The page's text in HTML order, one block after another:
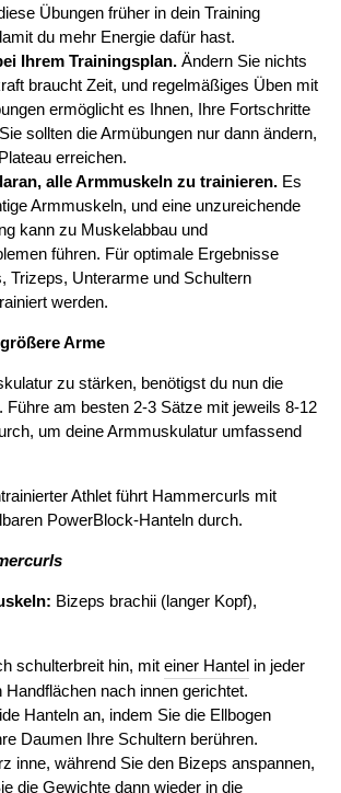
Übungen früher in dein Training
du mehr Energie dafür hast.
Ihrem Trainingsplan. Ändern Sie nichts
braucht Zeit, und regelmäßiges Üben mit
ermöglicht es Ihnen, Ihre Fortschritte
sollten die Armübungen nur dann ändern,
erreichen.
alle Armmuskeln zu trainieren. Es
Armmuskeln, und eine unzureichende
kann zu Muskelabbau und
führen. Für optimale Ergebnisse
Trizeps, Unterarme und Schultern
werden.
Arme
zu stärken, benötigst du nun die
Führe am besten 2-3 Sätze mit jeweils 8-12
um deine Armmuskulatur umfassend
Bizeps brachii (langer Kopf),
schulterbreit hin, mit einer Hantel in jeder
Handflächen nach innen gerichtet.
Hanteln an, indem Sie die Ellbogen
Daumen Ihre Schultern berühren.
inne, während Sie den Bizeps anspannen,
die Gewichte dann wieder in die